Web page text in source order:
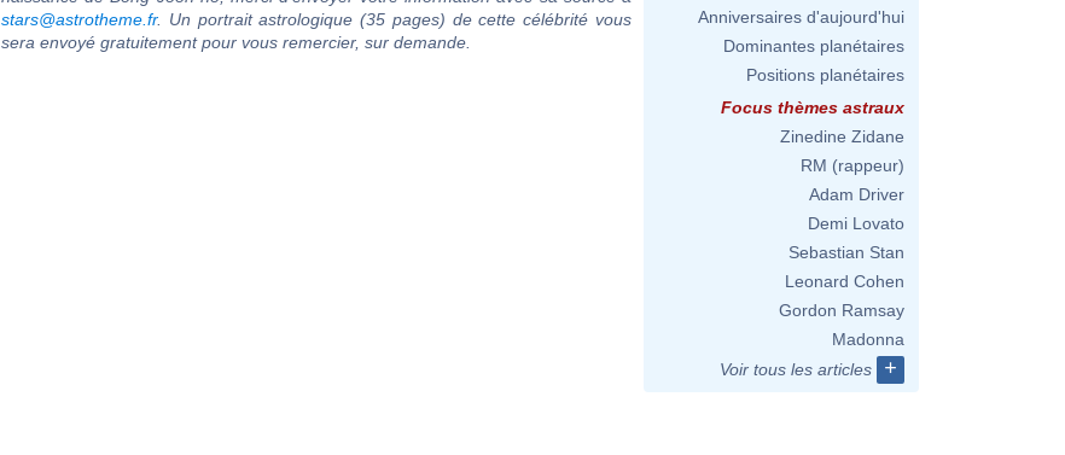
stars@astrotheme.fr. Un portrait astrologique (35 pages) de cette célébrité vous
sera envoyé gratuitement pour vous remercier, sur demande.
Anniversaires d'aujourd'hui
Dominantes planétaires
Positions planétaires
Focus thèmes astraux
Zinedine Zidane
RM (rappeur)
Adam Driver
Demi Lovato
Sebastian Stan
Leonard Cohen
Gordon Ramsay
Madonna
Voir tous les articles
+